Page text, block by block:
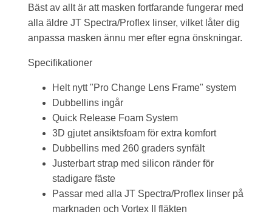
Bäst av allt är att masken fortfarande fungerar med
alla äldre JT Spectra/Proflex linser, vilket låter dig
anpassa masken ännu mer efter egna önskningar.
Specifikationer
Helt nytt "Pro Change Lens Frame" system
Dubbellins ingår
Quick Release Foam System
3D gjutet ansiktsfoam för extra komfort
Dubbellins med 260 graders synfält
Justerbart strap med silicon ränder för
stadigare fäste
Passar med alla JT Spectra/Proflex linser på
marknaden och Vortex II fläkten